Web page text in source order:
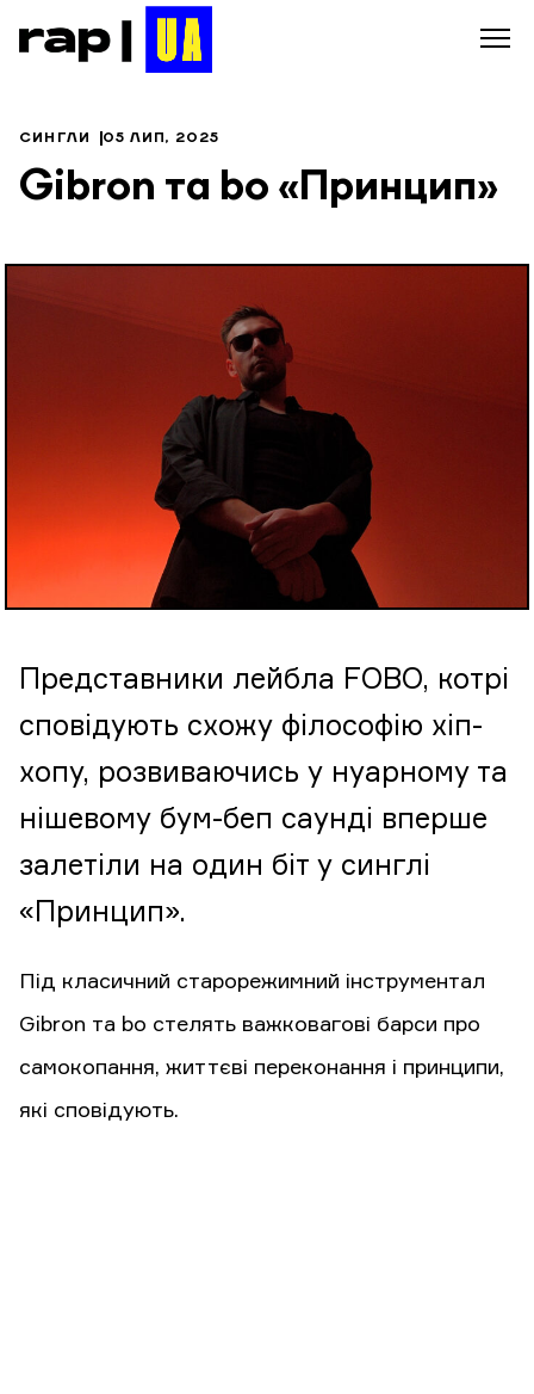
СИНГЛИ 05 ЛИП, 2025
Gibron та bo «Принцип»
Представники лейбла FOBO, котрі
сповідують схожу філософію хіп-
хопу, розвиваючись у нуарному та
нішевому бум-беп саунді вперше
залетіли на один біт у синглі
«Принцип».
Під класичний старорежимний інструментал
Gibron та bo стелять важковагові барси про
самокопання, життєві переконання і принципи,
які сповідують.